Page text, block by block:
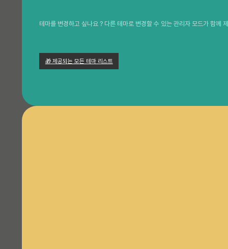
테마를 변경하고 싶나요 ? 다른 테마로 변경할 수 있는 관리자 모드가 함께
🎁 제공되는 모든 테마 리스트